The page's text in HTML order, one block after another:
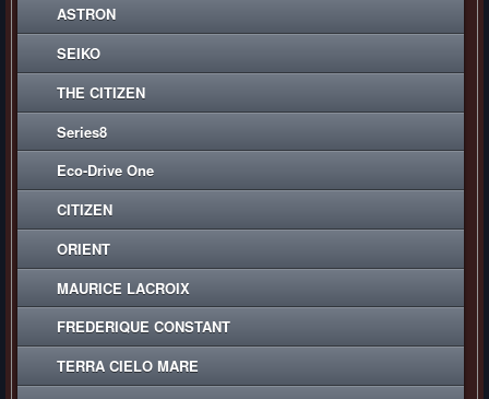
ASTRON
SEIKO
THE CITIZEN
Series8
Eco-Drive One
CITIZEN
ORIENT
MAURICE LACROIX
FREDERIQUE CONSTANT
TERRA CIELO MARE